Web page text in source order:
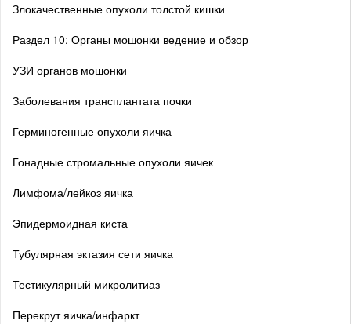
Злокачественные опухоли толстой кишки
Раздел 10: Органы мошонки ведение и обзор
УЗИ органов мошонки
Заболевания трансплантата почки
Герминогенные опухоли яичка
Гонадные стромальные опухоли яичек
Лимфома/лейкоз яичка
Эпидермоидная киста
Тубулярная эктазия сети яичка
Тестикулярный микролитиаз
Перекрут яичка/инфаркт